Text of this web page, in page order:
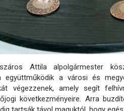
Attila alpolgármester
együttműködik a városi és
végezzenek, amely segít
következményeire. Arra